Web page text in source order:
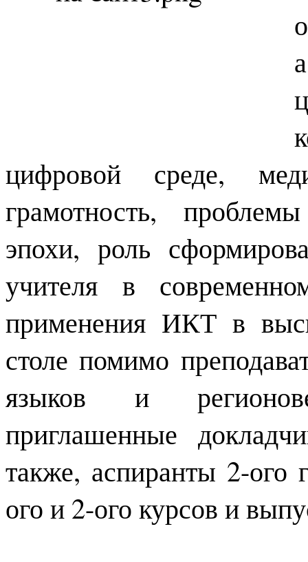
цифровой среде,
грамотность,
эпохи, роль
учителя в
применения ИКТ в
столе помимо
языков и
приглашенные
также, аспиранты 2-ого
ого и 2-ого курсов и